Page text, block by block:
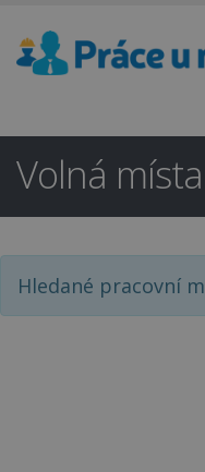
Volná
Hledané pracovní